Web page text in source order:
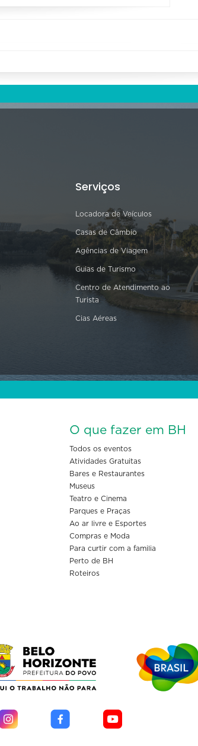
Serviços
Locadora de Veículos
Casas de Câmbio
Agências de Viagem
Guias de Turismo
Centro de Atendimento ao
Turista
Cias Aéreas
O que fazer em BH
Todos os eventos
Atividades Gratuitas
Bares e Restaurantes
Museus
Teatro e Cinema
Parques e Praças
Ao ar livre e Esportes
Compras e Moda
Para curtir com a familia
Perto de BH
Roteiros